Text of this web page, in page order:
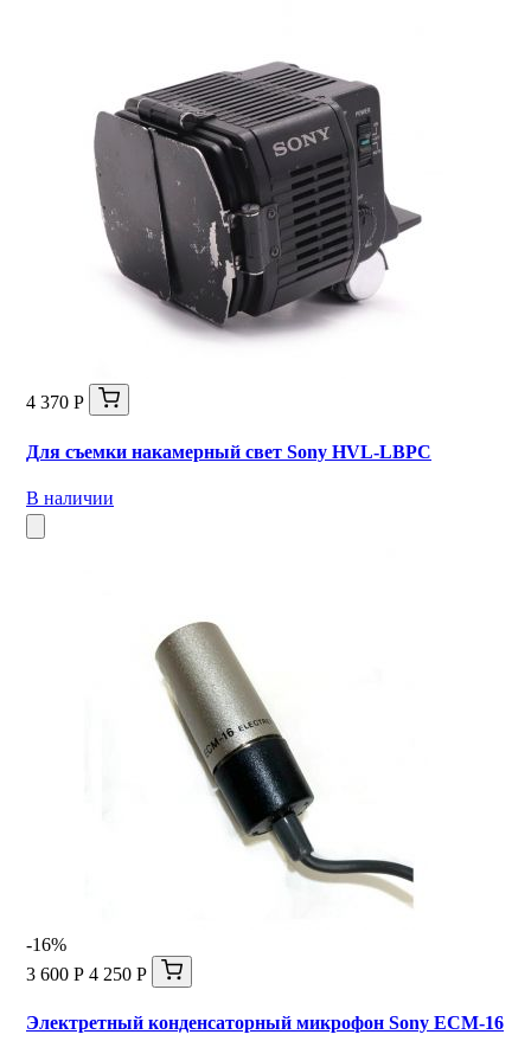
4 370 Р
Для съемки накамерный свет Sony HVL-LBPC
В наличии
-16%
3 600 Р 4 250 Р
Электретный конденсаторный микрофон Sony ECM-16